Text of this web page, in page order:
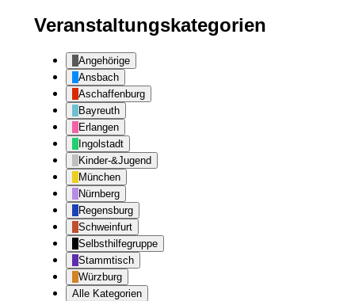
Veranstaltungskategorien
Angehörige
Ansbach
Aschaffenburg
Bayreuth
Erlangen
Ingolstadt
Kinder-&Jugend
München
Nürnberg
Regensburg
Schweinfurt
Selbsthilfegruppe
Stammtisch
Würzburg
Alle Kategorien